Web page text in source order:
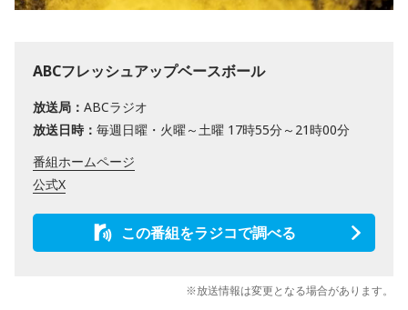
ABCフレッシュアップベースボール
放送局： ABCラジオ
放送日時： 毎週日曜・火曜～土曜 17時55分～21時00分
番組ホームページ
公式X
この番組をラジコで調べる
※放送情報は変更となる場合があります。